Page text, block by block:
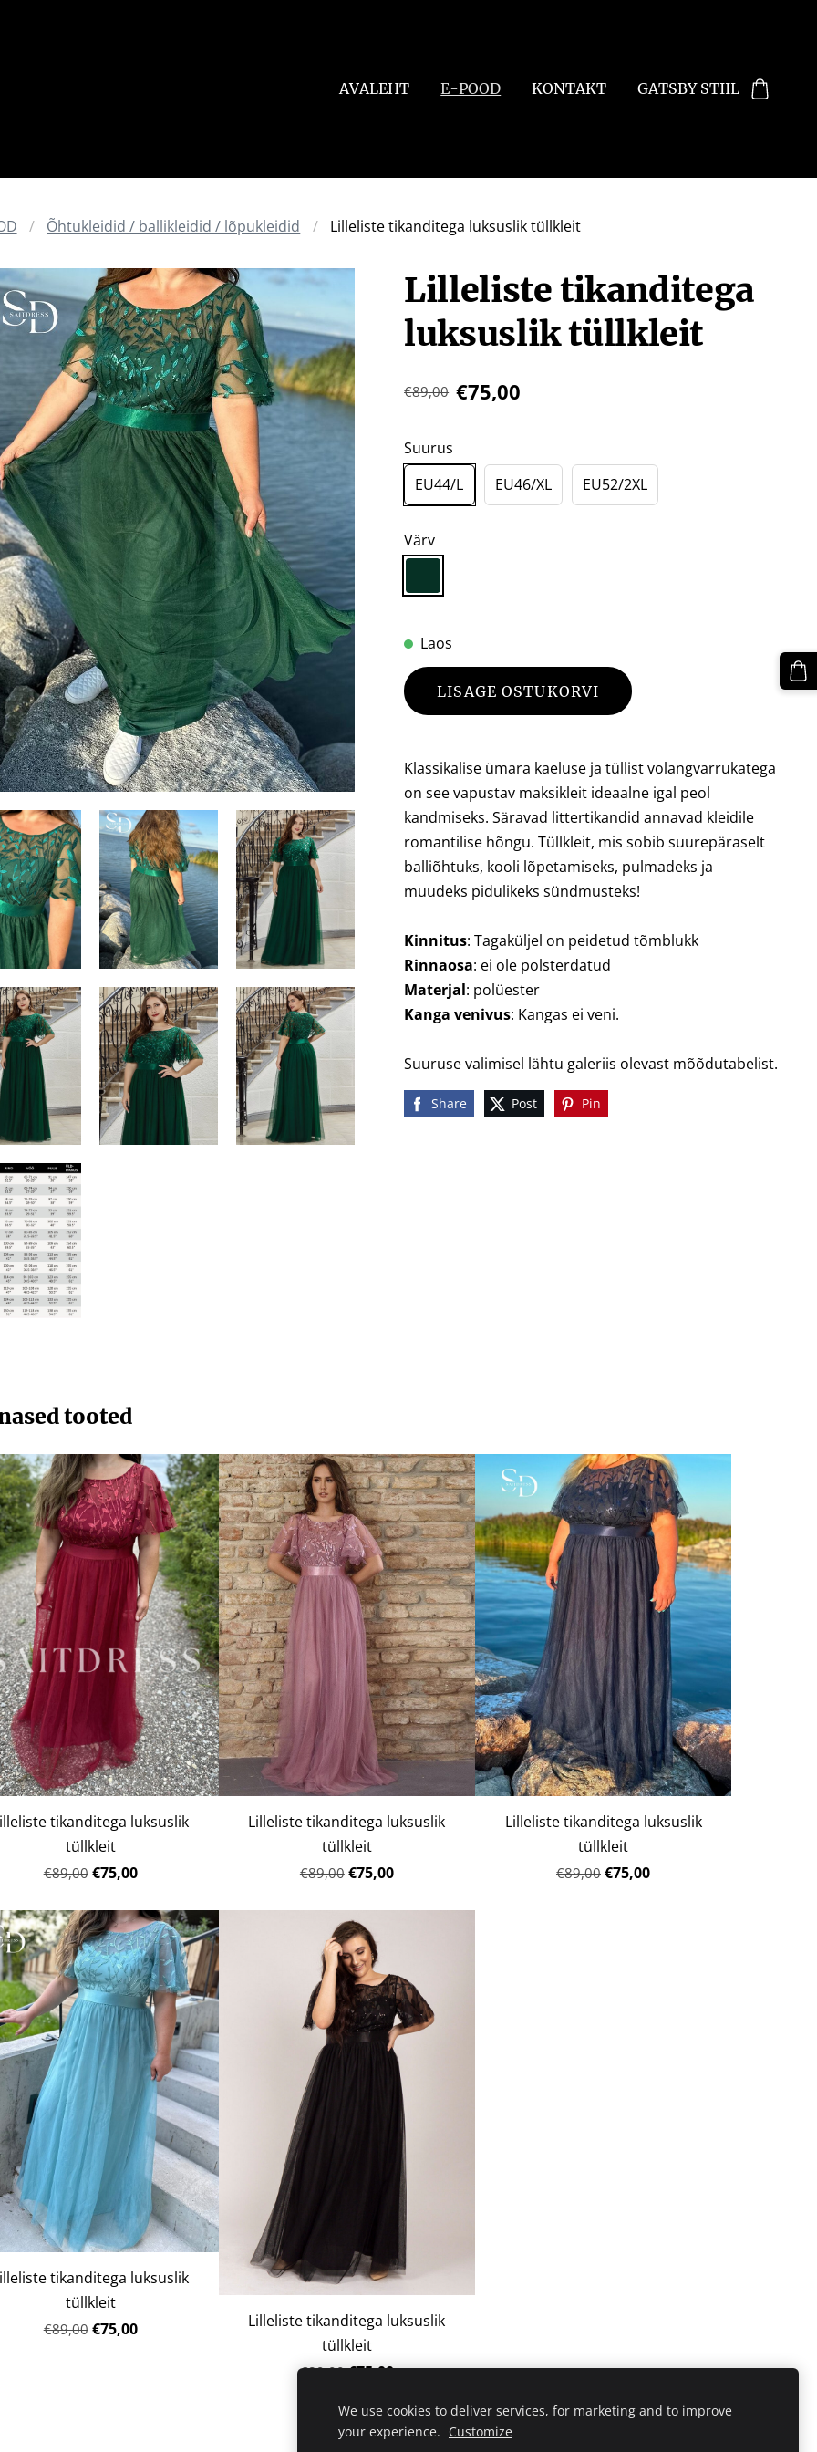
AVALEHT E-POOD KONTAKT GATSBY STIIL
Õhtukleidid / ballikleidid / lõpukleidid Lilleliste tikanditega luksuslik tüllkleit
Lilleliste tikanditega
luksuslik tüllkleit
€89,00 €75,00
Suurus
EU44/L
EU46/XL EU52/2XL
Värv
Laos
LISAGE OSTUKORVI
Klassikalise ümara kaeluse ja tüllist volangvarrukatega
on see vapustav maksikleit ideaalne igal peol
kandmiseks. Säravad littertikandid annavad kleidile
romantilise hõngu. Tüllkleit, mis sobib suurepäraselt
balliõhtuks, kooli lõpetamiseks, pulmadeks ja
muudeks pidulikeks sündmusteks!
Kinnitus: Tagaküljel on peidetud tõmblukk
Rinnaosa: ei ole polsterdatud
Materjal: polüester
Kanga venivus: Kangas ei veni.
Suuruse valimisel lähtu galeriis olevast mõõdutabelist.
Share Post Pin
tooted
tikanditega luksuslik
tüllkleit
€89,00 €75,00
Lilleliste tikanditega luksuslik
tüllkleit
€89,00 €75,00
Lilleliste tikanditega luksuslik
tüllkleit
€89,00 €75,00
tikanditega luksuslik
tüllkleit
€89,00 €75,00
Lilleliste tikanditega luksuslik
tüllkleit
€89,00 €75,00
We use cookies to deliver services, for marketing and to improve
your experience. Customize